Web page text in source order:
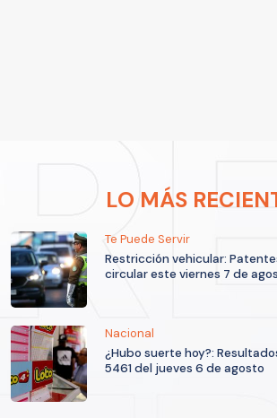
LO MÁS
Te Puede Servir
Restricción vehicular:
circular este viernes 7 de
Nacional
¿Hubo suerte hoy?:
5461 del jueves 6 de agosto